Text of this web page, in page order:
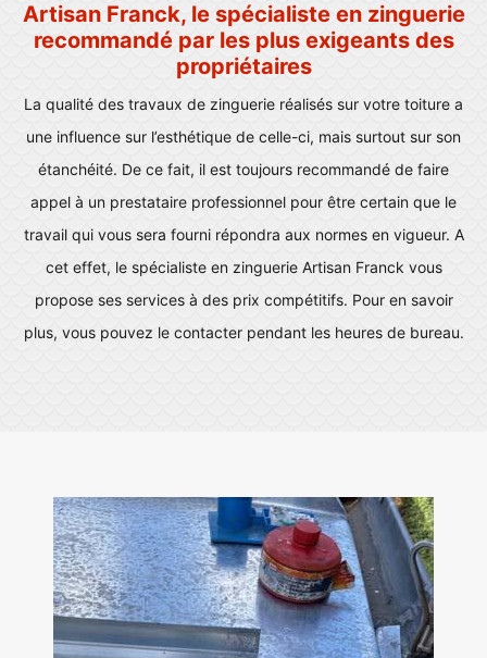
Artisan Franck, le spécialiste en zinguerie
recommandé par les plus exigeants des
propriétaires
La qualité des travaux de zinguerie réalisés sur votre toiture a
une influence sur l’esthétique de celle-ci, mais surtout sur son
étanchéité. De ce fait, il est toujours recommandé de faire
appel à un prestataire professionnel pour être certain que le
travail qui vous sera fourni répondra aux normes en vigueur. A
cet effet, le spécialiste en zinguerie Artisan Franck vous
propose ses services à des prix compétitifs. Pour en savoir
plus, vous pouvez le contacter pendant les heures de bureau.